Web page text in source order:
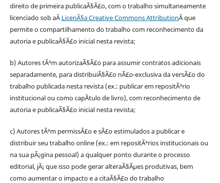
direito de primeira publicaÃ§Ã£o, com o trabalho simultaneamente
licenciado sob aÂ LicenÃ§a Creative Commons AttributionÂ que
permite o compartilhamento do trabalho com reconhecimento da
autoria e publicaÃ§Ã£o inicial nesta revista;
b) Autores tÃªm autorizaÃ§Ã£o para assumir contratos adicionais
separadamente, para distribuiÃ§Ã£o nÃ£o-exclusiva da versÃ£o do
trabalho publicada nesta revista (ex.: publicar em repositÃ³rio
institucional ou como capÃ­tulo de livro), com reconhecimento de
autoria e publicaÃ§Ã£o inicial nesta revista;
c) Autores tÃªm permissÃ£o e sÃ£o estimulados a publicar e
distribuir seu trabalho online (ex.: em repositÃ³rios institucionais ou
na sua pÃ¡gina pessoal) a qualquer ponto durante o processo
editorial, jÃ¡ que isso pode gerar alteraÃ§Ãµes produtivas, bem
como aumentar o impacto e a citaÃ§Ã£o do trabalho